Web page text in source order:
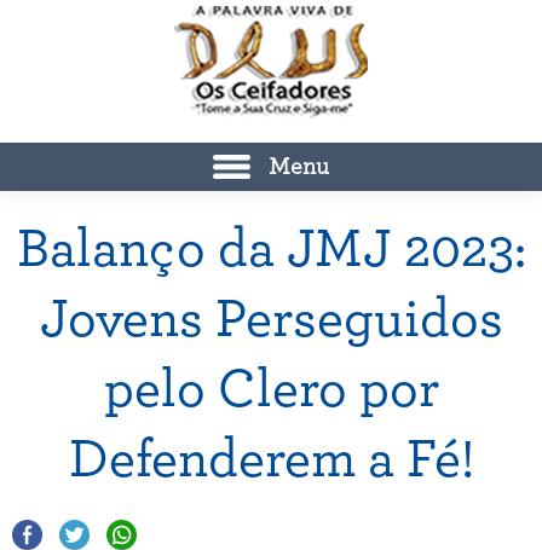
Menu
Balanço da JMJ 2023:
Jovens Perseguidos
pelo Clero por
Defenderem a Fé!